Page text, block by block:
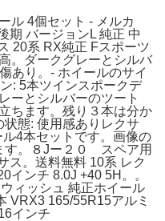
ル 4個セット - メルカ
期 バージョンL 純正 中
20系 RX純正 Fスポーツ
。ダークグレーとシルバ
あり。- ホイールのサイ
: 5本ツインスポークデ
ーとシルバーのツート
ちます。残り３本は分か
態: 使用感ありレクサ
4本セットです。画像の
す。８Jー２０ スペア用
ス。送料無料 10系 レク
インチ 8.0J +40 5H。。
ィッシュ 純正ホイール
VRX3 165/55R15アルミ
インチ